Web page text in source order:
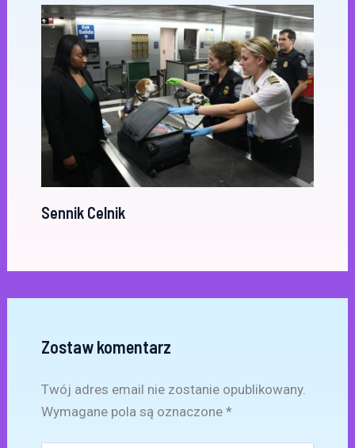
Sennik Celnik
Zostaw komentarz
Twój adres email nie zostanie opublikowany.
Wymagane pola są oznaczone *